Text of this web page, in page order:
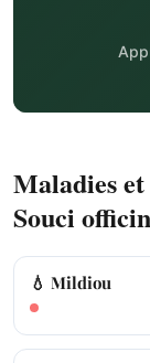
Maladies
Souci
💧 Mildiou